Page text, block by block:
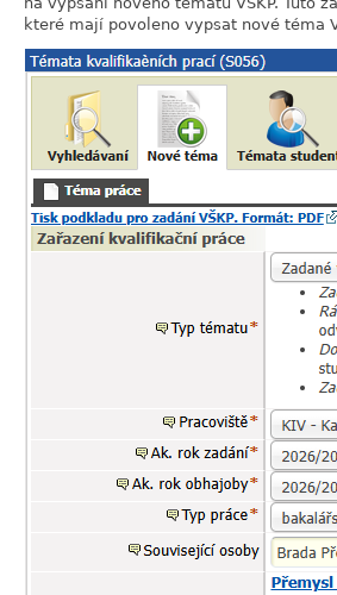
které mají povoleno vypsat nové téma